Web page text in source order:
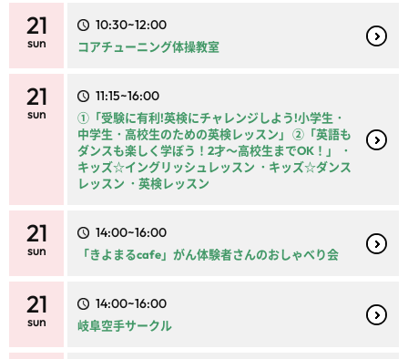
21
sun
10:30~12:00
コアチューニング体操教室
21
sun
11:15~16:00
①「受験に有利!英検にチャレンジしよう!小学生・
中学生・高校生のための英検レッスン」 ②「英語も
ダンスも楽しく学ぼう！2才～高校生までOK！」 ・
キッズ☆イングリッシュレッスン ・キッズ☆ダンス
レッスン ・英検レッスン
21
sun
14:00~16:00
「きよまるcafe」がん体験者さんのおしゃべり会
21
sun
14:00~16:00
岐阜空手サークル